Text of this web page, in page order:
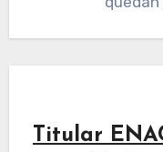
Titular